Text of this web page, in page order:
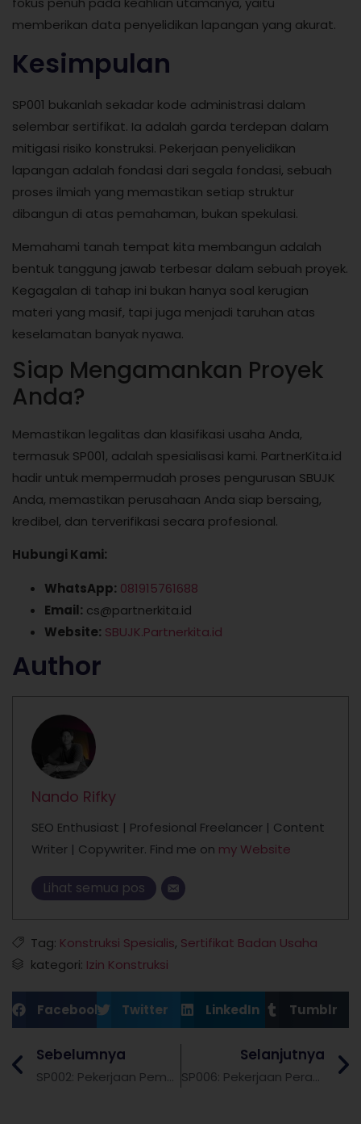
memberikan data penyelidikan lapangan yang akurat.
Kesimpulan
SP001 bukanlah sekadar kode administrasi dalam
selembar sertifikat. Ia adalah garda terdepan dalam
mitigasi risiko konstruksi. Pekerjaan penyelidikan
lapangan adalah fondasi dari segala fondasi, sebuah
proses ilmiah yang memastikan setiap struktur
dibangun di atas pemahaman, bukan spekulasi.
Memahami tanah tempat kita membangun adalah
bentuk tanggung jawab terbesar dalam sebuah proyek.
Kegagalan di tahap ini bukan hanya soal kerugian
materi yang masif, tapi juga menjadi taruhan atas
keselamatan banyak nyawa.
Siap Mengamankan Proyek
Anda?
Memastikan legalitas dan klasifikasi usaha Anda,
termasuk SP001, adalah spesialisasi kami. PartnerKita.id
hadir untuk mempermudah proses pengurusan SBUJK
Anda, memastikan perusahaan Anda siap bersaing,
kredibel, dan terverifikasi secara profesional.
Hubungi Kami:
WhatsApp: 081915761688
Email: cs@partnerkita.id
Website: SBUJK.Partnerkita.id
Author
Nando Rifky
SEO Enthusiast | Profesional Freelancer | Content
Writer | Copywriter. Find me on my Website
Lihat semua pos
Tag: Konstruksi Spesialis, Sertifikat Badan Usaha
kategori: Izin Konstruksi
Facebook Twitter LinkedIn Tumblr
Sebelumnya
SP002: Pekerjaan Pembongkaran
Selanjutnya
SP006: Pekerjaan Perancah